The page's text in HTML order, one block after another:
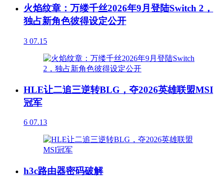
火焰纹章：万缕千丝2026年9月登陆Switch 2，
独占新角色彼得设定公开
3 07.15
HLE让二追三逆转BLG，夺2026英雄联盟MSI
冠军
6 07.13
h3c路由器密码破解